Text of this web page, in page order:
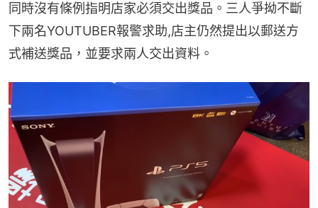
同時沒有條例指明店家必須交出獎品。三人爭拗不斷
下兩名YOUTUBER報警求助,店主仍然提出以郵送方
式補送獎品，並要求兩人交出資料。